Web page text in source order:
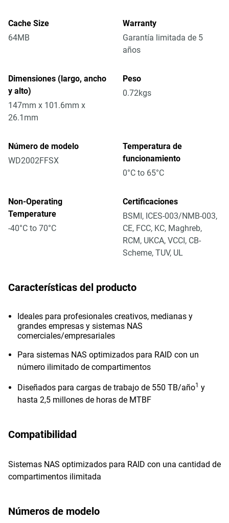
Cache Size
64MB
Warranty
Garantía limitada de 5
años
Dimensiones (largo, ancho
y alto)
147mm x 101.6mm x
26.1mm
Peso
0.72kgs
Número de modelo
WD2002FFSX
Temperatura de
funcionamiento
0°C to 65°C
Non-Operating
Temperature
-40°C to 70°C
Certificaciones
BSMI, ICES-003/NMB-003,
CE, FCC, KC, Maghreb,
RCM, UKCA, VCCI, CB-
Scheme, TUV, UL
Características del producto
Ideales para profesionales creativos, medianas y
grandes empresas y sistemas NAS
comerciales/empresariales
Para sistemas NAS optimizados para RAID con un
número ilimitado de compartimentos
Diseñados para cargas de trabajo de 550 TB/año1 y
hasta 2,5 millones de horas de MTBF
Compatibilidad
Sistemas NAS optimizados para RAID con una cantidad de
compartimentos ilimitada
Números de modelo